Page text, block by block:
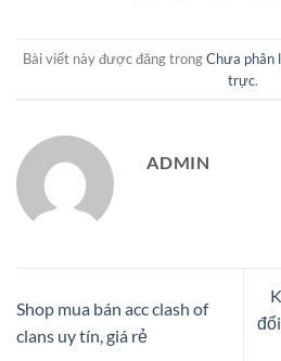
Bài viết này được đăng trongChưa phân
trực.
ADMIN
Shop mua bán acc clash of
clans uy tín, giá rẻ